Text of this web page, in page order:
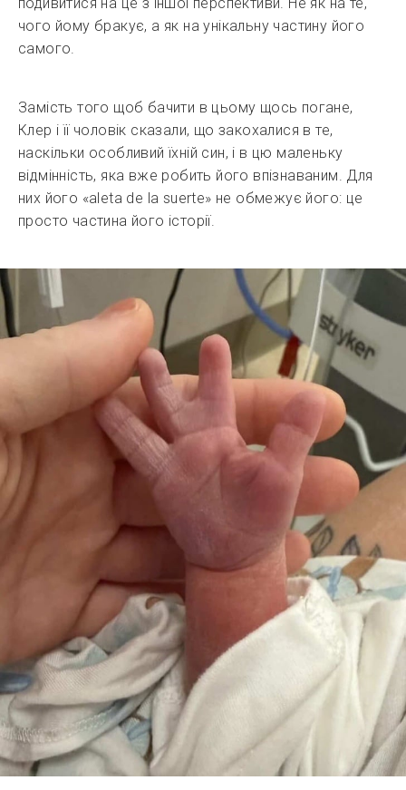
чого йому бракує, а як на унікальну частину його
самого.
Замість того щоб бачити в цьому щось погане,
Клер і її чоловік сказали, що закохалися в те,
наскільки особливий їхній син, і в цю маленьку
відмінність, яка вже робить його впізнаваним. Для
них його «aleta de la suerte» не обмежує його: це
просто частина його історії.